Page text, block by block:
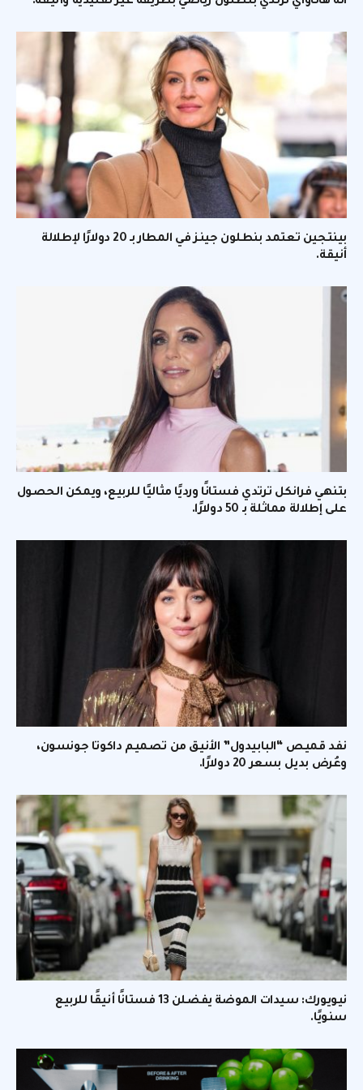
بينتجين تعتمد بنطلون جينز في المطار بـ 20 دولارًا لإطلالة
أنيقة.
بتنهي فرانكل ترتدي فستانًا ورديًا مثاليًا للربيع، ويمكن الحصول
على إطلالة مماثلة بـ 50 دولارًا.
نفد قميص “البابيدول” الأنيق من تصميم داكوتا جونسون،
وعُرض بديل بسعر 20 دولارًا.
نيويورك: سيدات الموضة يفضلن 13 فستانًا أنيقًا للربيع
سنويًا.